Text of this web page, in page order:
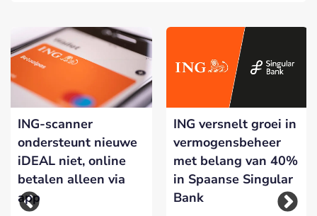
ING-scanner
ondersteunt nieuwe
iDEAL niet, online
betalen alleen via
app
ING versnelt groei in
vermogensbeheer
met belang van 40%
in Spaanse Singular
Bank